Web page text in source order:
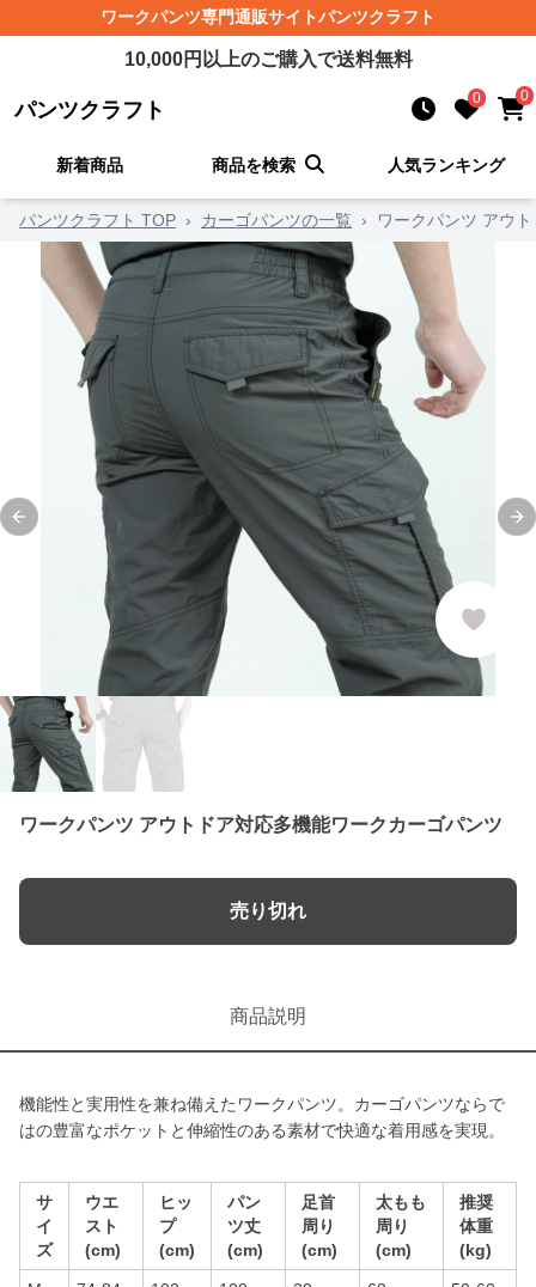
ワークパンツ専門通販サイトパンツクラフト
10,000円以上のご購入で送料無料
パンツクラフト 0 0
新着商品 商品を検索 人気ランキング
パンツクラフト TOP › カーゴパンツの一覧 › ワークパンツ アウ
Previous slide
ワークパンツ アウトドア対応多機能ワークカーゴパンツ
売り切れ
商品説明
機能性と実用性を兼ね備えたワークパンツ。カーゴパンツならで
はの豊富なポケットと伸縮性のある素材で快適な着用感を実現。
サ
イ
ズ
ウエ
スト
(cm)
ヒッ
プ
(cm)
パン
ツ丈
(cm)
足首
周り
(cm)
太もも
周り
(cm)
推奨
体重
(kg)